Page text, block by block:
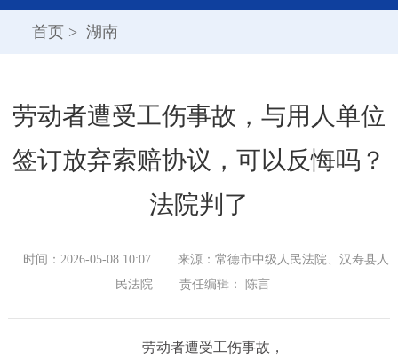
首页 > 湖南
劳动者遭受工伤事故，与用人单位
签订放弃索赔协议，可以反悔吗？
法院判了
时间：2026-05-08 10:07
来源：常德市中级人民法院、汉寿县人
民法院
责任编辑： 陈言
劳动者遭受工伤事故，